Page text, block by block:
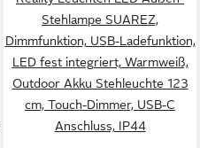
Stehlampe SUAREZ,
Dimmfunktion, USB-Ladefunktion,
LED fest integriert, Warmweiß,
Outdoor Akku Stehleuchte 123
cm, Touch-Dimmer, USB-C
Anschluss, IP44